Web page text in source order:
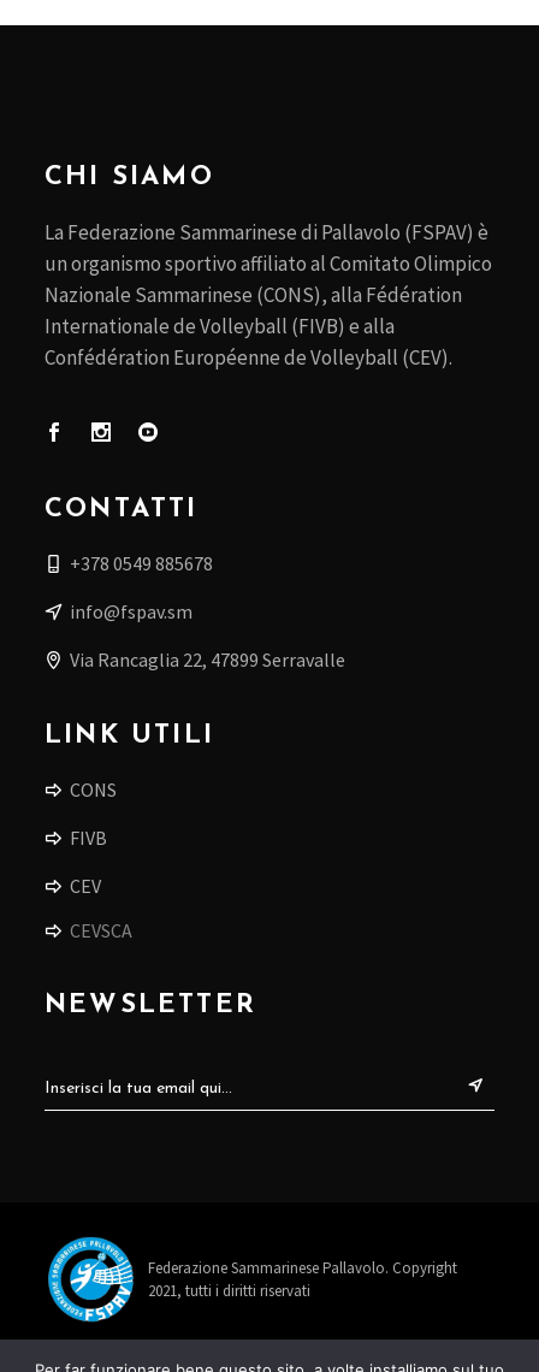
CHI SIAMO
La Federazione Sammarinese di Pallavolo (FSPAV) è
un organismo sportivo affiliato al Comitato Olimpico
Nazionale Sammarinese (CONS), alla Fédération
Internationale de Volleyball (FIVB) e alla
Confédération Européenne de Volleyball (CEV).
CONTATTI
+378 0549 885678
info@fspav.sm
Via Rancaglia 22, 47899 Serravalle
LINK UTILI
CONS
FIVB
CEV
CEVSCA
NEWSLETTER
Federazione Sammarinese Pallavolo. Copyright
2021, tutti i diritti riservati